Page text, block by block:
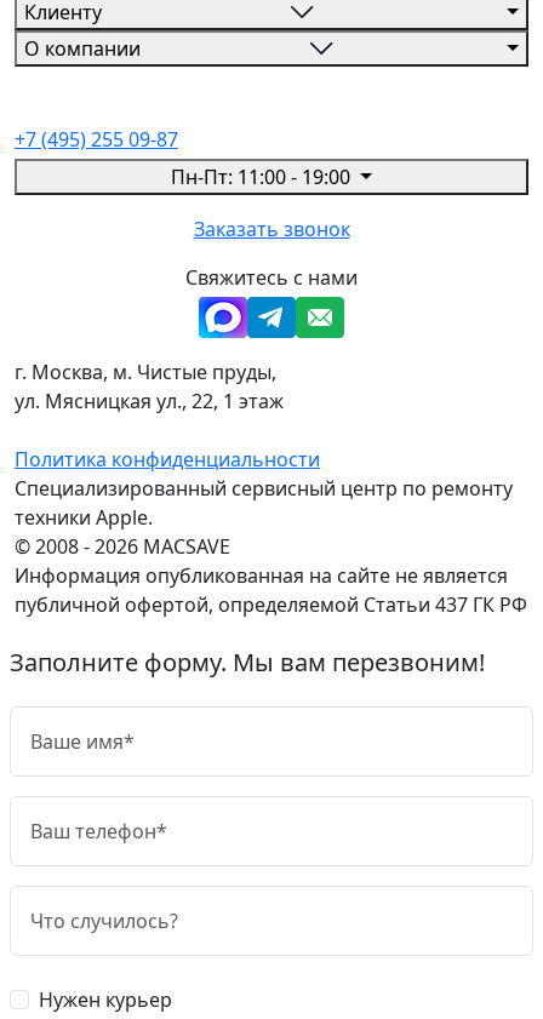
Клиенту
О компании
+7 (495) 255 09-87
Пн-Пт: 11:00 - 19:00
Заказать звонок
Свяжитесь с нами
г. Москва, м. Чистые пруды,
ул. Мясницкая ул., 22, 1 этаж
Политика конфиденциальности
Специализированный сервисный центр по ремонту
техники Apple.
© 2008 - 2026 MACSAVE
Информация опубликованная на сайте не является
публичной офертой, определяемой Статьи 437 ГК РФ
Заполните форму. Мы вам перезвоним!
Нужен курьер